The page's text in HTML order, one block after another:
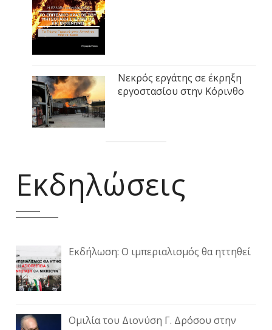
Νεκρός εργάτης σε έκρηξη
εργοστασίου στην Κόρινθο
Εκδηλώσεις
Εκδήλωση: Ο ιμπεριαλισμός θα ηττηθεί
Ομιλία του Διονύση Γ. Δρόσου στην